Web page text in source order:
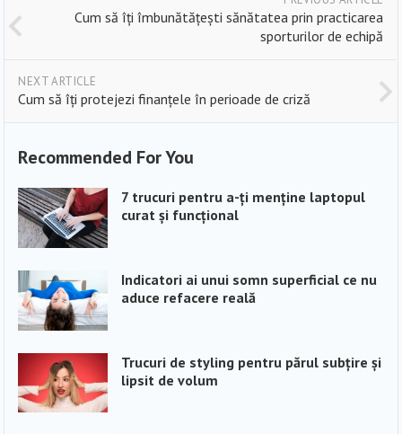
Cum să îți îmbunătățești sănătatea prin practicarea
sporturilor de echipă
NEXT ARTICLE
Cum să îți protejezi finanțele în perioade de criză
Recommended For You
7 trucuri pentru a-ți menține laptopul
curat și funcțional
Indicatori ai unui somn superficial ce nu
aduce refacere reală
Trucuri de styling pentru părul subțire și
lipsit de volum